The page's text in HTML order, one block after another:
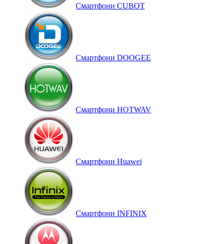
Смартфони CUBOT
Смартфони DOOGEE
Смартфони HOTWAV
Смартфони Huawei
Смартфони INFINIX